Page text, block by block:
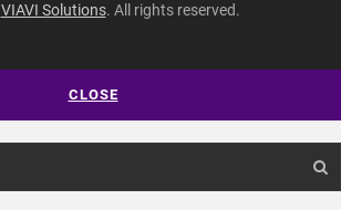
VIAVI Solutions. All rights reserved.
CLOSE